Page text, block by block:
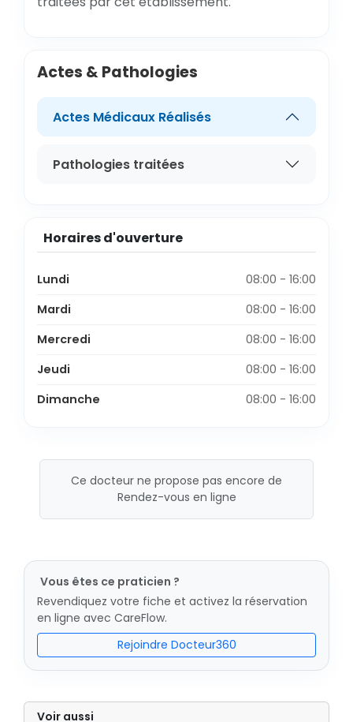
Actes & Pathologies
Actes Médicaux Réalisés
Pathologies traitées
Horaires d'ouverture
Lundi
08:00 - 16:00
Mardi
08:00 - 16:00
Mercredi
08:00 - 16:00
Jeudi
08:00 - 16:00
Dimanche
08:00 - 16:00
Ce docteur ne propose pas encore de
Rendez-vous en ligne
Vous êtes ce praticien ?
Revendiquez votre fiche et activez la réservation
en ligne avec CareFlow.
Rejoindre Docteur360
Voir aussi